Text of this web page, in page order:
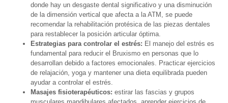
donde hay un desgaste dental significativo y una disminución
de la dimensión vertical que afecta a la ATM, se puede
recomendar la rehabilitación protésica de las piezas dentales
para restablecer la posición articular óptima.
Estrategias para controlar el estrés: El manejo del estrés es
fundamental para reducir el Bruxismo en personas que lo
desarrollan debido a factores emocionales. Practicar ejercicios
de relajación, yoga y mantener una dieta equilibrada pueden
ayudar a controlar el estrés.
Masajes fisioterapéuticos: estirar las fascias y grupos